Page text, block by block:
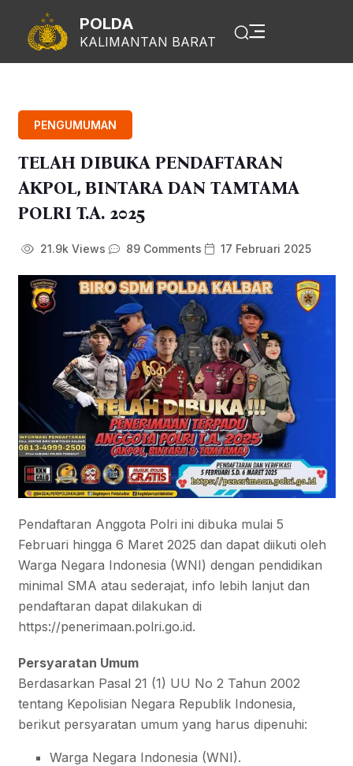
POLDA
KALIMANTAN BARAT
PENGUMUMAN
TELAH DIBUKA PENDAFTARAN
AKPOL, BINTARA DAN TAMTAMA
POLRI T.A. 2025
21.9k Views 89 Comments 17 Februari 2025
Pendaftaran Anggota Polri ini dibuka mulai 5
Februari hingga 6 Maret 2025 dan dapat diikuti oleh
Warga Negara Indonesia (WNI) dengan pendidikan
minimal SMA atau sederajat, info lebih lanjut dan
pendaftaran dapat dilakukan di
https://penerimaan.polri.go.id.
Persyaratan Umum
Berdasarkan Pasal 21 (1) UU No 2 Tahun 2002
tentang Kepolisian Negara Republik Indonesia,
berikut persyaratan umum yang harus dipenuhi:
Warga Negara Indonesia (WNI).